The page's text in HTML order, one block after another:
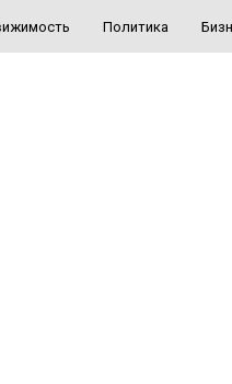
Политика